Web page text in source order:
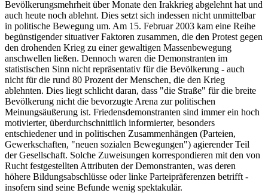
Bevölkerungsmehrheit über Monate den Irakkrieg abgelehnt hat und
auch heute noch ablehnt. Dies setzt sich indessen nicht unmittelbar
in politische Bewegung um. Am 15. Februar 2003 kam eine Reihe
begünstigender situativer Faktoren zusammen, die den Protest gegen
den drohenden Krieg zu einer gewaltigen Massenbewegung
anschwellen ließen. Dennoch waren die Demonstranten im
statistischen Sinn nicht repräsentativ für die Bevölkerung - auch
nicht für die rund 80 Prozent der Menschen, die den Krieg
ablehnten. Dies liegt schlicht daran, dass "die Straße" für die breite
Bevölkerung nicht die bevorzugte Arena zur politischen
Meinungsäußerung ist. Friedensdemonstranten sind immer ein hoch
motivierter, überdurchschnittlich informierter, besonders
entschiedener und in politischen Zusammenhängen (Parteien,
Gewerkschaften, "neuen sozialen Bewegungen") agierender Teil
der Gesellschaft. Solche Zuweisungen korrespondieren mit den von
Rucht festgestellten Attributen der Demonstranten, was deren
höhere Bildungsabschlüsse oder linke Parteipräferenzen betrifft -
insofern sind seine Befunde wenig spektakulär.